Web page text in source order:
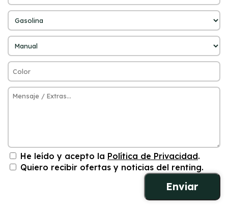
He leído y acepto la Política de Privacidad.
Quiero recibir ofertas y noticias del renting.